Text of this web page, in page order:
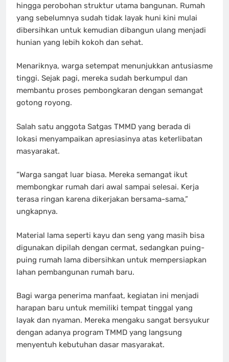
hingga perobohan struktur utama bangunan. Rumah
yang sebelumnya sudah tidak layak huni kini mulai
dibersihkan untuk kemudian dibangun ulang menjadi
hunian yang lebih kokoh dan sehat.
Menariknya, warga setempat menunjukkan antusiasme
tinggi. Sejak pagi, mereka sudah berkumpul dan
membantu proses pembongkaran dengan semangat
gotong royong.
Salah satu anggota Satgas TMMD yang berada di
lokasi menyampaikan apresiasinya atas keterlibatan
masyarakat.
“Warga sangat luar biasa. Mereka semangat ikut
membongkar rumah dari awal sampai selesai. Kerja
terasa ringan karena dikerjakan bersama-sama,”
ungkapnya.
Material lama seperti kayu dan seng yang masih bisa
digunakan dipilah dengan cermat, sedangkan puing-
puing rumah lama dibersihkan untuk mempersiapkan
lahan pembangunan rumah baru.
Bagi warga penerima manfaat, kegiatan ini menjadi
harapan baru untuk memiliki tempat tinggal yang
layak dan nyaman. Mereka mengaku sangat bersyukur
dengan adanya program TMMD yang langsung
menyentuh kebutuhan dasar masyarakat.